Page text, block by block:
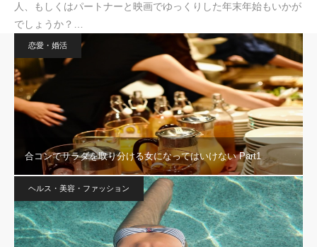
人、もしくはパートナーと映画でゆっくりした年末年始もいかが
でしょうか？…
恋愛・婚活
合コンでサラダを取り分ける女になってはいけない Part1
ヘルス・美容・ファッション